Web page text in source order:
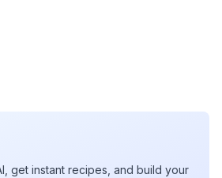
get instant recipes, and build your